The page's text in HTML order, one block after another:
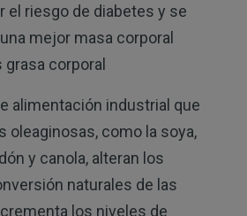
el riesgo de diabetes y se
mejor masa corporal
corporal
alimentación industrial que
oleaginosas, como la soya,
y canola, alteran los
naturales de las
los niveles de